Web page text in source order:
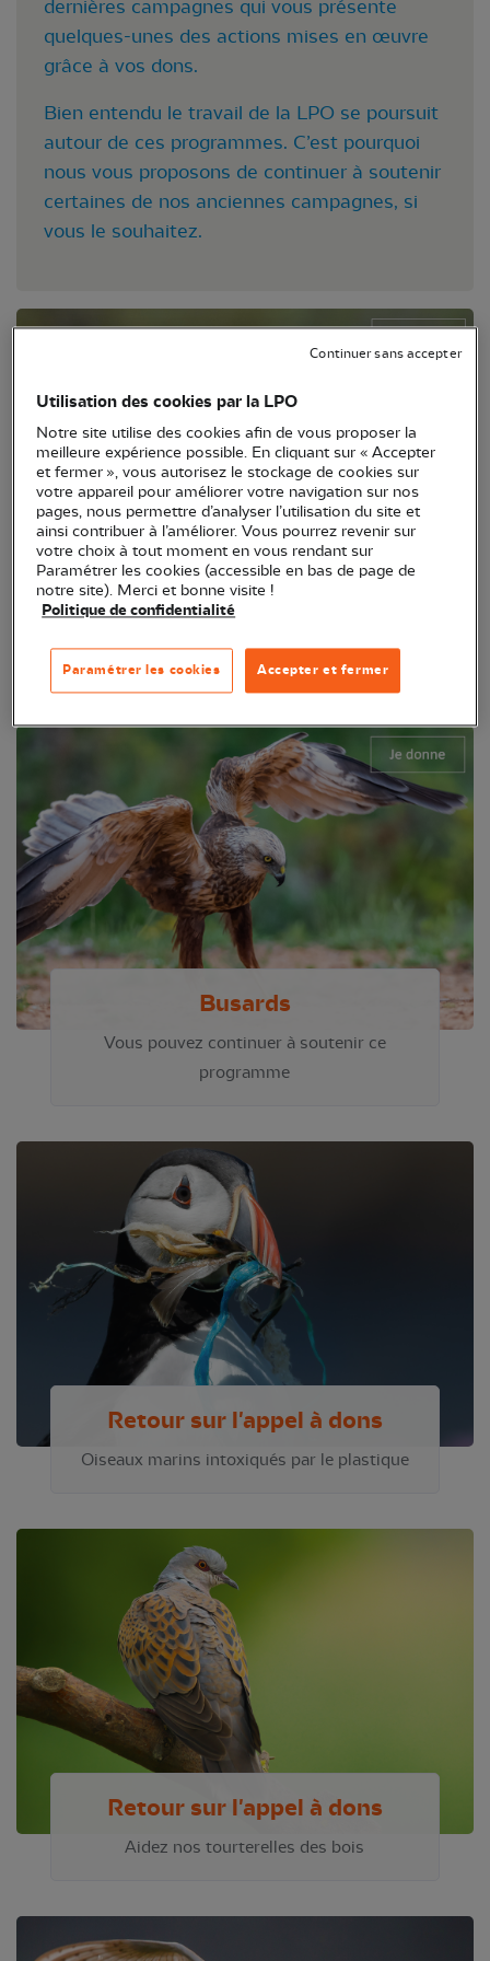
dernières campagnes qui vous présente
quelques-unes des actions mises en œuvre
grâce à vos dons.
Bien entendu le travail de la LPO se poursuit
autour de ces programmes. C’est pourquoi
nous vous proposons de continuer à soutenir
certaines de nos anciennes campagnes, si
vous le souhaitez.
Pies-grièches
programme
Busards
Vous pouvez continuer à soutenir ce
programme
Retour sur l'appel à dons
Oiseaux marins intoxiqués par le plastique
Retour sur l'appel à dons
Aidez nos tourterelles des bois
Utilisation des cookies par la LPO
Notre site utilise des cookies afin de vous proposer la
meilleure expérience possible. En cliquant sur « Accepter
et fermer », vous autorisez le stockage de cookies sur
votre appareil pour améliorer votre navigation sur nos
pages, nous permettre d’analyser l’utilisation du site et
ainsi contribuer à l’améliorer. Vous pourrez revenir sur
votre choix à tout moment en vous rendant sur
Paramétrer les cookies (accessible en bas de page de
notre site). Merci et bonne visite !
Politique de confidentialité
Accepter et fermer
Paramétrer les cookies
Continuer sans accepter